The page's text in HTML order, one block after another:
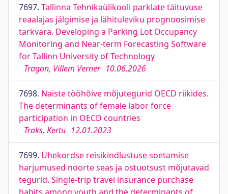
7697. Tallinna Tehnikaülikooli parklate täituvuse
reaalajas jälgimise ja lähituleviku prognoosimise
tarkvara. Developing a Parking Lot Occupancy
Monitoring and Near-term Forecasting Software
for Tallinn University of Technology
Tragon, Villem Verner 10.06.2026
7698. Naiste tööhõive mõjutegurid OECD riikides.
The determinants of female labor force
participation in OECD countries
Traks, Kertu 12.01.2023
7699. Ühekordse reisikindlustuse soetamise
harjumused noorte seas ja ostuotsust mõjutavad
tegurid. Single-trip travel insurance purchase